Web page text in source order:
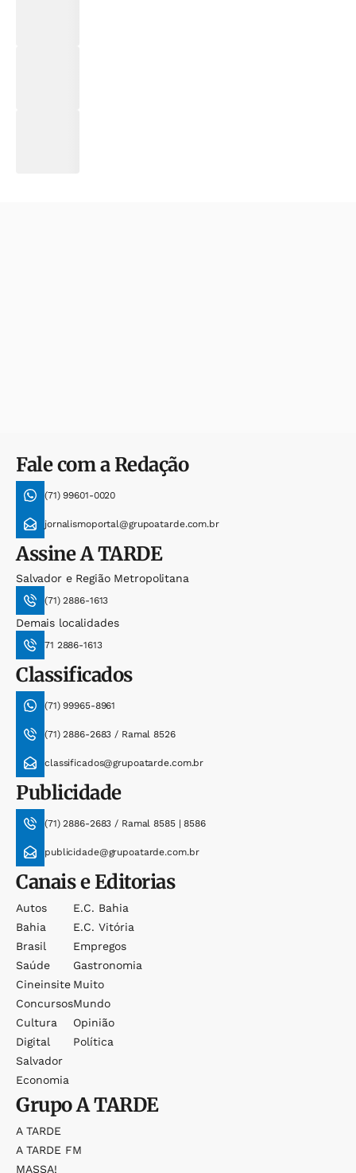
Fale com a Redação
(71) 99601-0020
jornalismoportal@grupoatarde.com.br
AssineA TARDE
Salvador e Região Metropolitana
(71) 2886-1613
Demais localidades
71 2886-1613
Classificados
(71) 99965-8961
(71) 2886-2683 / Ramal 8526
classificados@grupoatarde.com.br
Publicidade
(71) 2886-2683 / Ramal 8585 | 8586
publicidade@grupoatarde.com.br
Canais e Editorias
Autos
Bahia
Brasil
Saúde
Cineinsite
Concursos
Cultura
Digital
Salvador
Economia
E.c. Bahia
E.c. Vitória
Empregos
Gastronomia
Muito
Mundo
Opinião
Política
GrupoA TARDE
A TARDE
A TARDE FM
MASSA!